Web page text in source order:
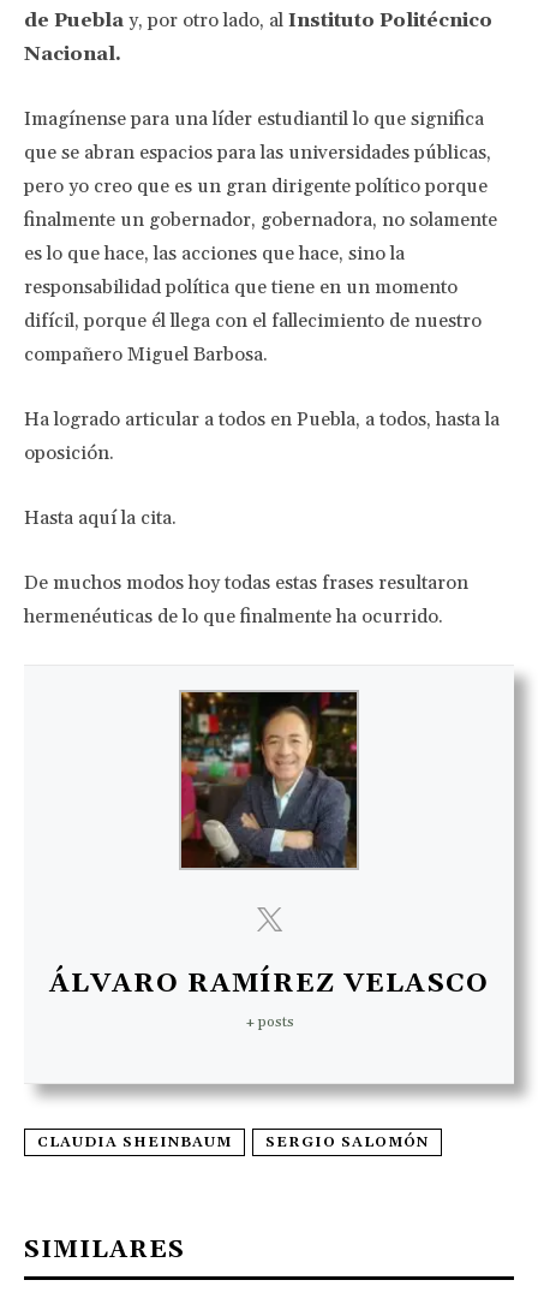
de Puebla y, por otro lado, al Instituto Politécnico
Nacional.
Imagínense para una líder estudiantil lo que significa
que se abran espacios para las universidades públicas,
pero yo creo que es un gran dirigente político porque
finalmente un gobernador, gobernadora, no solamente
es lo que hace, las acciones que hace, sino la
responsabilidad política que tiene en un momento
difícil, porque él llega con el fallecimiento de nuestro
compañero Miguel Barbosa.
Ha logrado articular a todos en Puebla, a todos, hasta la
oposición.
Hasta aquí la cita.
De muchos modos hoy todas estas frases resultaron
hermenéuticas de lo que finalmente ha ocurrido.
ÁLVARO RAMÍREZ VELASCO
+ posts
CLAUDIA SHEINBAUM SERGIO SALOMÓN
SIMILARES